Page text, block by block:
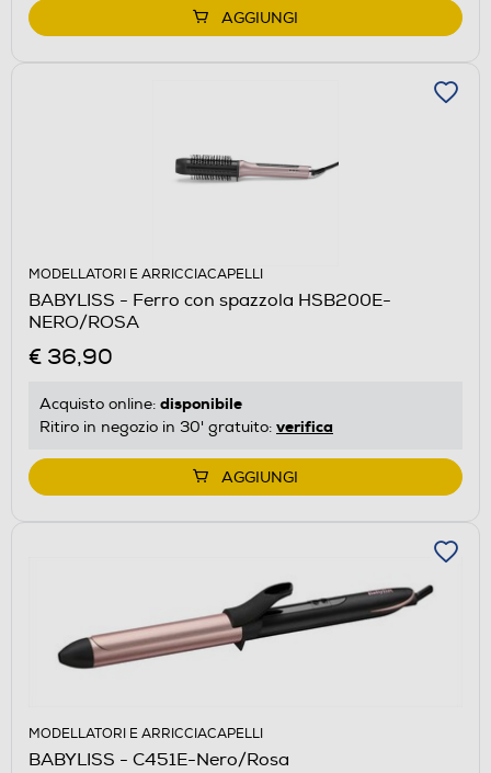
AGGIUNGI
MODELLATORI E ARRICCIACAPELLI
BABYLISS - Ferro con spazzola HSB200E-
NERO/ROSA
€ 36,90
Acquisto online: disponibile
Ritiro in negozio in 30' gratuito: verifica
AGGIUNGI
MODELLATORI E ARRICCIACAPELLI
BABYLISS - C451E-Nero/Rosa